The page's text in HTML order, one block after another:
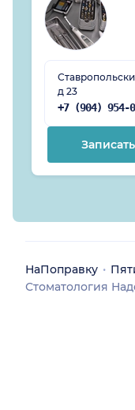
д 23
НаПоправку
Стоматология